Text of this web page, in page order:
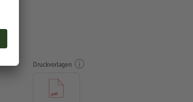
Druckvorlagen